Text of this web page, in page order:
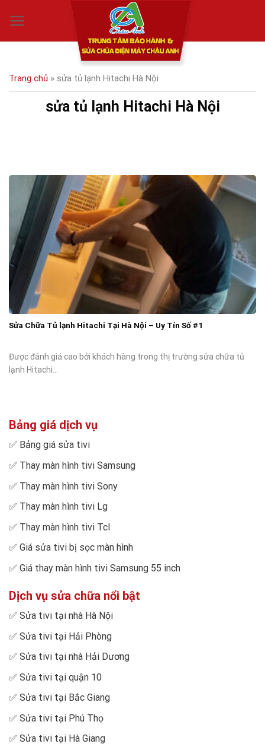
Trang chủ » sửa tủ lạnh Hitachi Hà Nội
sửa tủ lạnh Hitachi Hà Nội
Sửa Chữa Tủ lạnh Hitachi Tại Hà Nội – Uy Tín Số #1
Được đánh giá cao bởi khách hàng trong thị trường sửa chữa tủ
lạnh Hitachi...
Bảng giá dịch vụ
✅ Bảng giá sửa tivi
✅ Thay màn hình tivi Samsung
✅ Thay màn hình tivi Sony
✅ Thay màn hình tivi Lg
✅ Thay màn hình tivi Tcl
✅ Giá sửa tivi bị sọc màn hình
✅ Giá thay màn hình tivi Samsung 55 inch
Dịch vụ sửa chữa nổi bật
✅ Sửa tivi tại nhà Hà Nội
✅ Sửa tivi tại Hải Phòng
✅ Sửa tivi tại nhà Hải Dương
✅ Sửa tivi tại quận 10
✅ Sửa tivi tại Bắc Giang
✅ Sửa tivi tại Phú Thọ
✅ Sửa tivi tại Hà Giang